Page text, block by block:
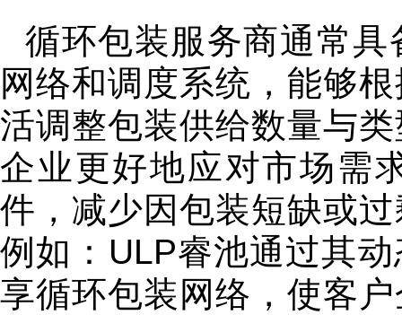
循环包装服务商通常
网络和调度系统，能够
活调整包装供给数量与
企业更好地应对市场需
件，减少因包装短缺或
例如：ULP睿池通过其
享循环包装网络，使客